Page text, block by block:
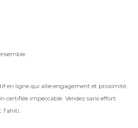
en ligne qui allie engagement et proximité.
certifiée impeccable. Vendez sans effort.
Tahiti.